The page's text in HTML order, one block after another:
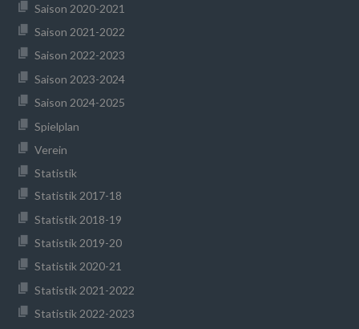
Saison 2020-2021
Saison 2021-2022
Saison 2022-2023
Saison 2023-2024
Saison 2024-2025
Spielplan
Verein
Statistik
Statistik 2017-18
Statistik 2018-19
Statistik 2019-20
Statistik 2020-21
Statistik 2021-2022
Statistik 2022-2023